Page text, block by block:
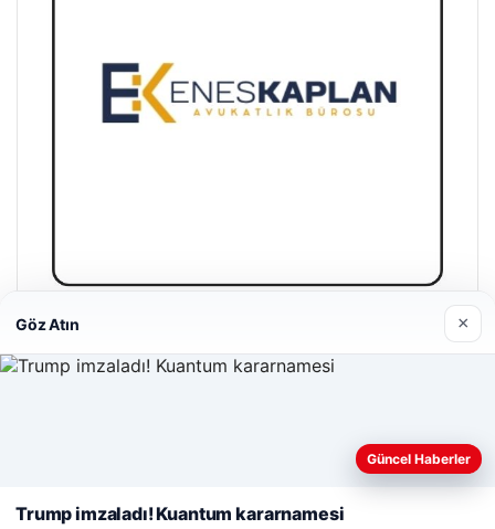
Enes Kaplan Avukatlık Bürosu
28/04/2026
deneyiminizi kişiselleştirmek ve geliştirmek amacıyla çerezler
Reddet Kabul Et
Göz Atın ×
Güncel Haberler
Trump imzaladı! Kuantum kararnamesi